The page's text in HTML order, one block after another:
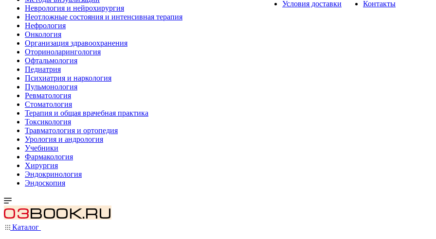
Неврология и нейрохирургия
Неотложные состояния и интенсивная терапия
Нефрология
Онкология
Организация здравоохранения
Оториноларингология
Офтальмология
Педиатрия
Психиатрия и наркология
Пульмонология
Ревматология
Стоматология
Терапия и общая врачебная практика
Токсикология
Травматология и ортопедия
Урология и андрология
Учебники
Фармакология
Хирургия
Эндокринология
Эндоскопия
Условия доставки
Контакты
Каталог